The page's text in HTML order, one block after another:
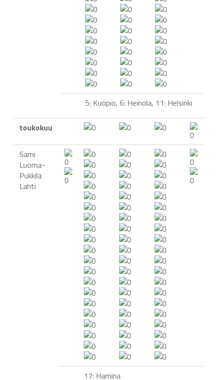
5: Kuopio, 6: Heinola, 11: Helsinki
toukokuu
Sami
Luoma-
Pukkila
Lahti
17: Hamina